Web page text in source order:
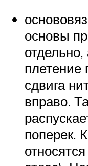
основы
плетение
сдвига
вправо.
поперек.